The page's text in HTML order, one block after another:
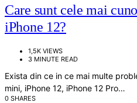
Care sunt cele mai
iPhone 12?
1,5K VIEWS
3 MINUTE READ
Exista din ce in ce mai multe
mini, iPhone 12, iPhone 12 Pro…
0 SHARES